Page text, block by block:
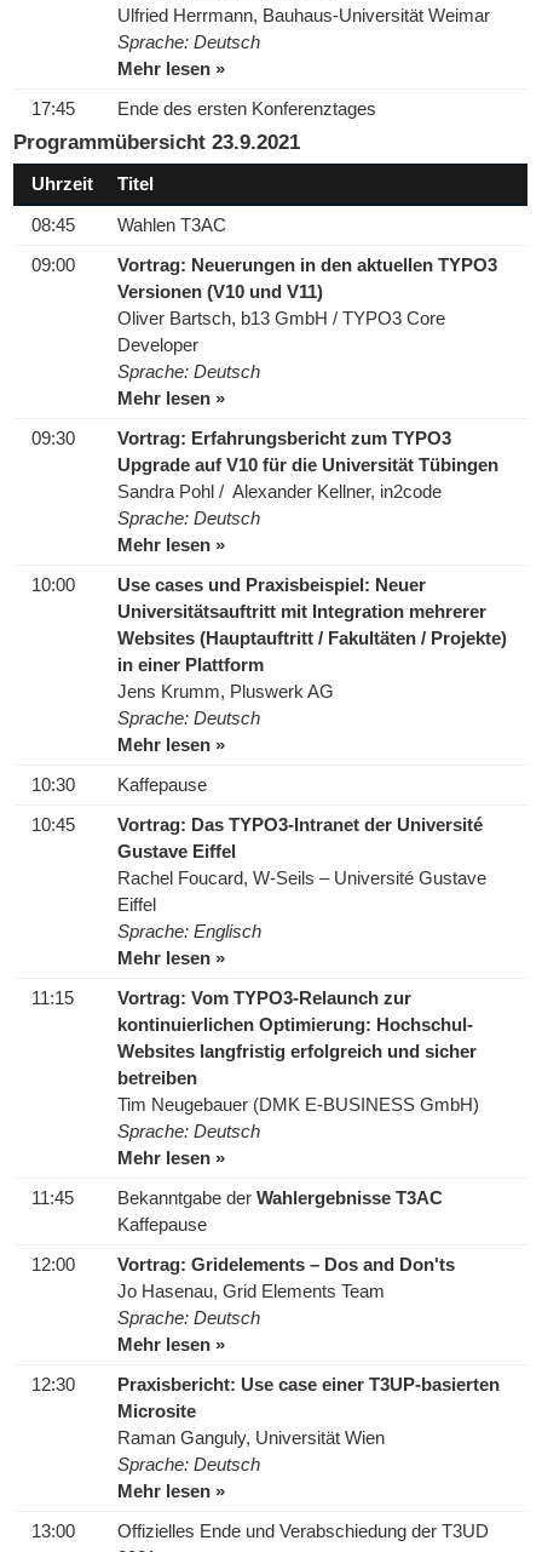
Ulfried Herrmann, Bauhaus-Universität Weimar
Sprache: Deutsch
Mehr lesen »
17:45
Ende des ersten Konferenztages
Programmübersicht 23.9.2021
Uhrzeit
Titel
08:45
Wahlen T3AC
09:00
Vortrag: Neuerungen in den aktuellen TYPO3
Versionen (V10 und V11)
Oliver Bartsch, b13 GmbH / TYPO3 Core
Developer
Sprache: Deutsch
Mehr lesen »
09:30
Vortrag: Erfahrungsbericht zum TYPO3
Upgrade auf V10 für die Universität Tübingen
Sandra Pohl / Alexander Kellner, in2code
Sprache: Deutsch
Mehr lesen »
10:00
Use cases und Praxisbeispiel: Neuer
Universitätsauftritt mit Integration mehrerer
Websites (Hauptauftritt / Fakultäten / Projekte)
in einer Plattform
Jens Krumm, Pluswerk AG
Sprache: Deutsch
Mehr lesen »
10:30
Kaffepause
10:45
Vortrag: Das TYPO3-Intranet der Université
Gustave Eiffel
Rachel Foucard, W-Seils – Université Gustave
Eiffel
Sprache: Englisch
Mehr lesen »
11:15
Vortrag: Vom TYPO3-Relaunch zur
kontinuierlichen Optimierung: Hochschul-
Websites langfristig erfolgreich und sicher
betreiben
Tim Neugebauer (DMK E-BUSINESS GmbH)
Sprache: Deutsch
Mehr lesen »
11:45
Bekanntgabe derWahlergebnisse T3AC
Kaffepause
12:00
Vortrag: Gridelements – Dos and Don'ts
Jo Hasenau, Grid Elements Team
Sprache: Deutsch
Mehr lesen »
12:30
Praxisbericht: Use case einer T3UP-basierten
Microsite
Raman Ganguly, Universität Wien
Sprache: Deutsch
Mehr lesen »
13:00
Offizielles Ende und Verabschiedung der T3UD